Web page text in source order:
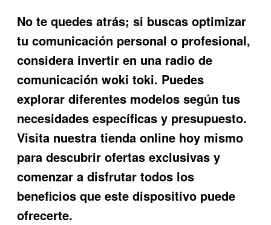
No te quedes atrás; si buscas optimizar
tu comunicación personal o profesional,
considera invertir en una radio de
comunicación woki toki. Puedes
explorar diferentes modelos según tus
necesidades específicas y presupuesto.
Visita nuestra tienda online hoy mismo
para descubrir ofertas exclusivas y
comenzar a disfrutar todos los
beneficios que este dispositivo puede
ofrecerte.